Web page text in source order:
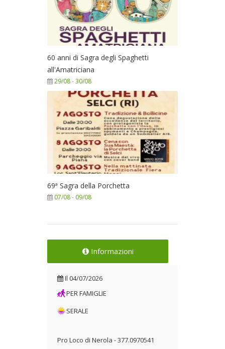
60 anni di Sagra degli Spaghetti
all'Amatriciana
29/08-30/08
69ª Sagra della Porchetta
07/08- 09/08
Informazioni
Il 04/07/2026
PER FAMIGLIE
SERALE
Pro Loco di Nerola - 377.0970541